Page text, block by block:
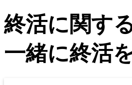
終活に関す
一緒に終活